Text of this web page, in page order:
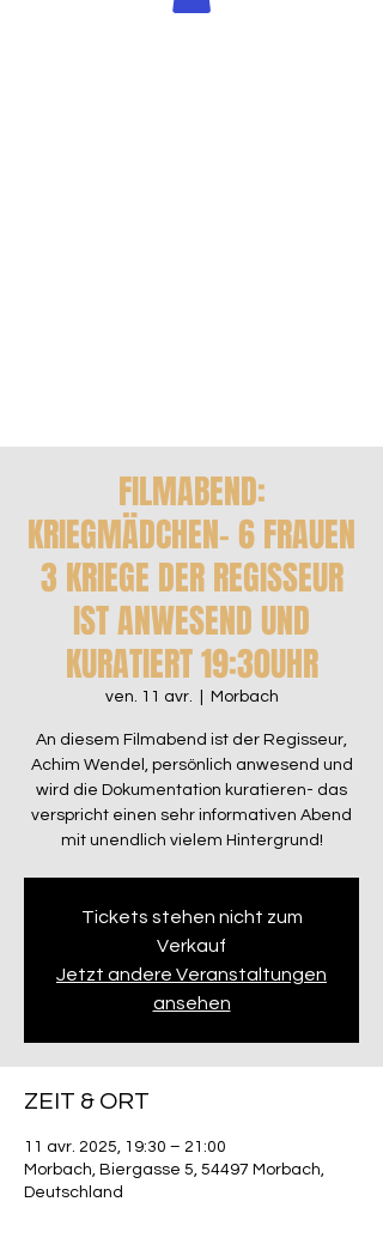
FILMABEND:
KRIEGMÄDCHEN- 6 FRAUEN
3 KRIEGE DER REGISSEUR
IST ANWESEND UND
KURATIERT 19:30UHR
ven. 11 avr. Morbach
An diesem Filmabend ist der Regisseur,
Achim Wendel, persönlich anwesend und
wird die Dokumentation kuratieren- das
verspricht einen sehr informativen Abend
mit unendlich vielem Hintergrund!
Tickets stehen nicht zum
Verkauf
Jetzt andere Veranstaltungen
ansehen
ZEIT & ORT
11 avr. 2025, 19:30 – 21:00
Morbach, Biergasse 5, 54497 Morbach,
Deutschland